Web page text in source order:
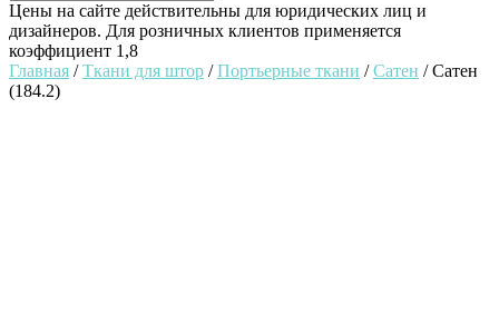
Цены на сайте действительны для юридических лиц и
дизайнеров. Для розничных клиентов применяется
коэффициент 1,8
Главная /Ткани для штор /Портьерные ткани /Сатен / Сатен
(184.2)